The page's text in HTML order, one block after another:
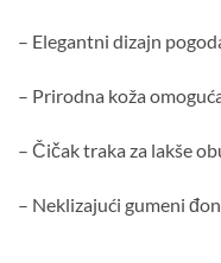
– Elegantni dizajn
– Prirodna koža
– Čičak traka za lakše
– Neklizajući gumeni